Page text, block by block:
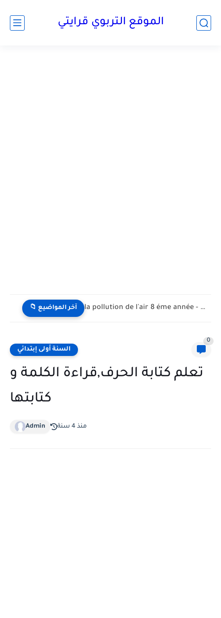
الموقع التربوي قرايتي
📁 آخر المواضيع la pollution de l'air 8 éme année - تلوث الهواء...
السنة أولى إبتدائي
0
تعلم كتابة الحرف,قراءة الكلمة و
كتابتها
Admin منذ 4 سنة